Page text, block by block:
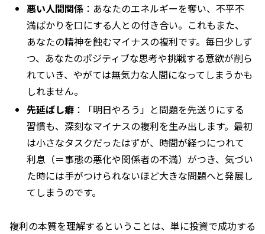
悪い人間関係 ：あなたのエネルギーを奪い、不平不
満ばかりを口にする人との付き合い。これもまた、
あなたの精神を蝕むマイナスの複利です。毎日少しず
つ、あなたのポジティブな思考や挑戦する意欲が削ら
れていき、やがては無気力な人間になってしまうかも
しれません。
先延ばし癖 ：「明日やろう」と問題を先送りにする
習慣も、深刻なマイナスの複利を生み出します。最初
は小さなタスクだったはずが、時間が経つにつれて
利息（＝事態の悪化や関係者の不満）がつき、気づい
た時には手がつけられないほど大きな問題へと発展し
てしまうのです。
複利の本質を理解するということは、単に投資で成功する